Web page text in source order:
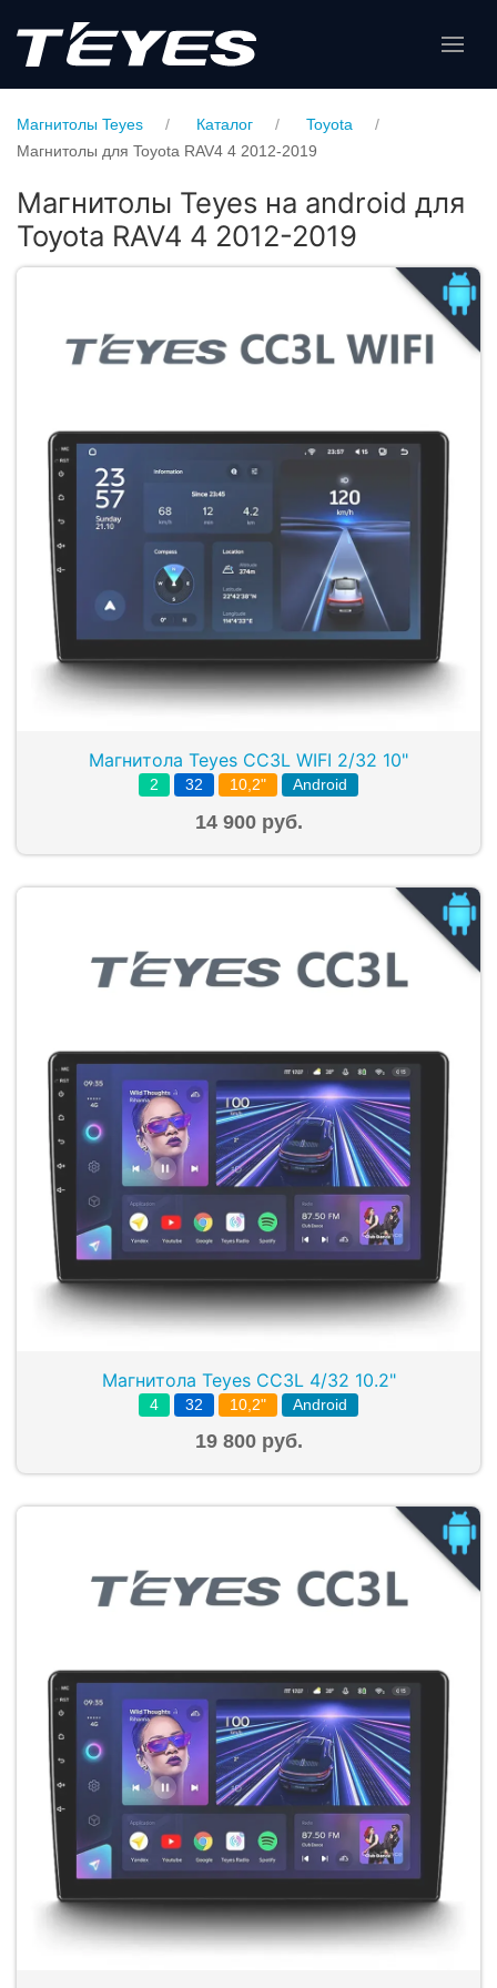
Магнитолы Teyes Каталог
Toyota
Магнитолы для Toyota RAV4 4 2012-2019
Магнитолы Teyes на android для
Toyota RAV4 4 2012-2019
Магнитола Teyes CC3L WIFI 2/32 10"
2 32 10,2" Android
14 900 руб.
Магнитола Teyes CC3L 4/32 10.2"
4 32 10,2" Android
19 800 руб.